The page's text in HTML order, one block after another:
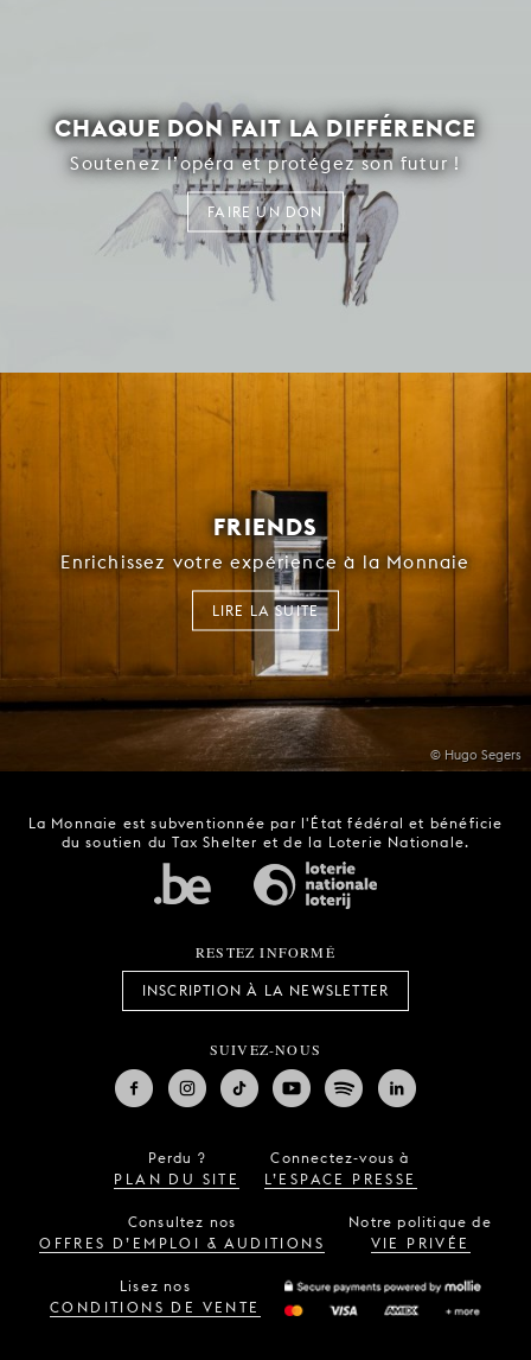
CHAQUE DON FAIT LA DIFFÉRENCE
Soutenez l’opéra et protégez son futur !
FAIRE UN DON
© Hugo Segers
FRIENDS
Enrichissez votre expérience à la Monnaie
LIRE LA SUITE
La Monnaie est subventionnée par l'État fédéral et bénéficie
du soutien du Tax Shelter et de la Loterie Nationale.
RESTEZ INFORMÉ
INSCRIPTION À LA NEWSLETTER
SUIVEZ-NOUS
Perdu ?
PLAN DU SITE
Connectez-vous à
L’ESPACE PRESSE
Consultez nos
OFFRES D’EMPLOI & AUDITIONS
Notre politique de
VIE PRIVÉE
Lisez nos
CONDITIONS DE VENTE